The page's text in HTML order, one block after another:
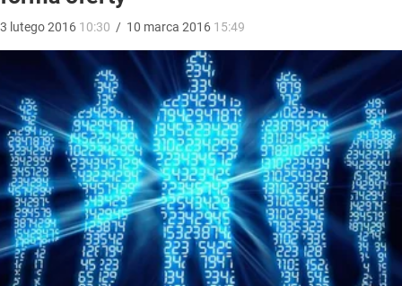
3 lutego2016 10:30 / 10 marca 2016 15:49